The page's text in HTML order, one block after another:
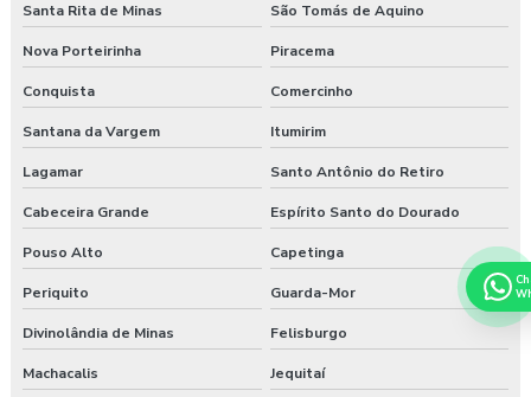
Santa Rita de Minas São Tomás de Aquino
Nova Porteirinha Piracema
Conquista Comercinho
Santana da Vargem Itumirim
Lagamar Santo Antônio do Retiro
Cabeceira Grande Espírito Santo do Dourado
Pouso Alto Capetinga
Periquito Guarda-Mor
Divinolândia de Minas Felisburgo
Machacalis Jequitaí